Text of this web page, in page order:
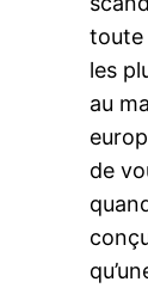
toute
les
au
de